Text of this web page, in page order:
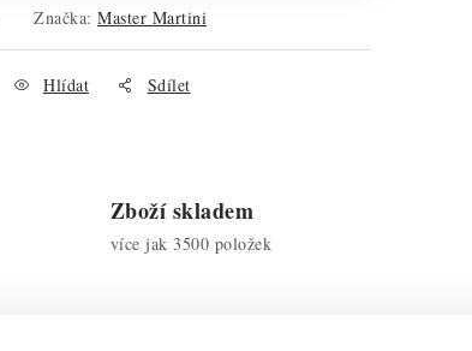
Značka: Master Martini
Hlídat Sdílet
Zboží skladem
více jak 3500 položek